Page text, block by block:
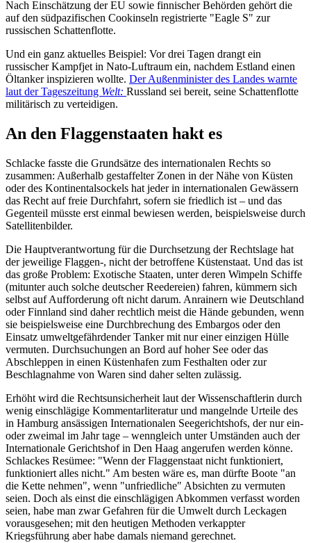
Nach Einschätzung der EU sowie finnischer Behörden gehört die
auf den südpazifischen Cookinseln registrierte "Eagle S" zur
russischen Schattenflotte.
Und ein ganz aktuelles Beispiel: Vor drei Tagen drangt ein
russischer Kampfjet in Nato-Luftraum ein, nachdem Estland einen
Öltanker inspizieren wollte. Der Außenminister des Landes warnte
laut der Tageszeitung Welt: Russland sei bereit, seine Schattenflotte
militärisch zu verteidigen.
An den Flaggenstaaten hakt es
Schlacke fasste die Grundsätze des internationalen Rechts so
zusammen: Außerhalb gestaffelter Zonen in der Nähe von Küsten
oder des Kontinentalsockels hat jeder in internationalen Gewässern
das Recht auf freie Durchfahrt, sofern sie friedlich ist – und das
Gegenteil müsste erst einmal bewiesen werden, beispielsweise durch
Satellitenbilder.
Die Hauptverantwortung für die Durchsetzung der Rechtslage hat
der jeweilige Flaggen-, nicht der betroffene Küstenstaat. Und das ist
das große Problem: Exotische Staaten, unter deren Wimpeln Schiffe
(mitunter auch solche deutscher Reedereien) fahren, kümmern sich
selbst auf Aufforderung oft nicht darum. Anrainern wie Deutschland
oder Finnland sind daher rechtlich meist die Hände gebunden, wenn
sie beispielsweise eine Durchbrechung des Embargos oder den
Einsatz umweltgefährdender Tanker mit nur einer einzigen Hülle
vermuten. Durchsuchungen an Bord auf hoher See oder das
Abschleppen in einen Küstenhafen zum Festhalten oder zur
Beschlagnahme von Waren sind daher selten zulässig.
Erhöht wird die Rechtsunsicherheit laut der Wissenschaftlerin durch
wenig einschlägige Kommentarliteratur und mangelnde Urteile des
in Hamburg ansässigen Internationalen Seegerichtshofs, der nur ein-
oder zweimal im Jahr tage – wenngleich unter Umständen auch der
Internationale Gerichtshof in Den Haag angerufen werden könne.
Schlackes Resümee: "Wenn der Flaggenstaat nicht funktioniert,
funktioniert alles nicht." Am besten wäre es, man dürfte Boote "an
die Kette nehmen", wenn "unfriedliche" Absichten zu vermuten
seien. Doch als einst die einschlägigen Abkommen verfasst worden
seien, habe man zwar Gefahren für die Umwelt durch Leckagen
vorausgesehen; mit den heutigen Methoden verkappter
Kriegsführung aber habe damals niemand gerechnet.